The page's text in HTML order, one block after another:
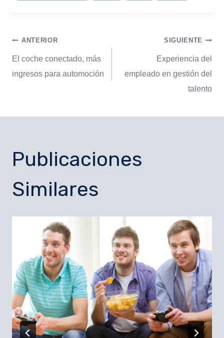
ANTERIOR
El coche conectado, más
ingresos para automoción
SIGUIENTE
Experiencia del
empleado en gestión del
talento
Publicaciones
Similares